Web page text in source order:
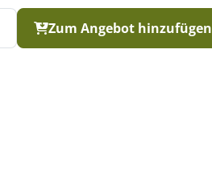
Zum Angebot hinzufügen